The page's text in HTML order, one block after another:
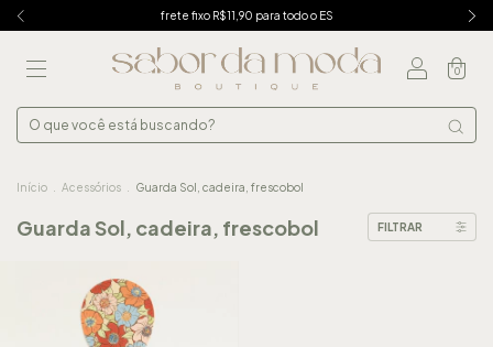
frete fixo R$11,90 para todo o ES
0
Início Acessórios Guarda Sol, cadeira, frescobol
Guarda Sol, cadeira, frescobol FILTRAR